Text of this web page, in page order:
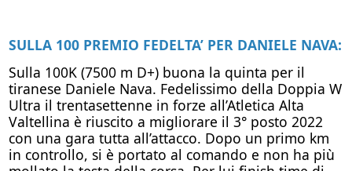
SULLA 100 PREMIO FEDELTA’ PER DANIELE NAVA:
Sulla 100K (7500 m D+) buona la quinta per il
tiranese Daniele Nava. Fedelissimo della Doppia W
Ultra il trentasettenne in forze all’Atletica Alta
Valtellina è riuscito a migliorare il 3° posto 2022
con una gara tutta all’attacco. Dopo un primo km
in controllo, si è portato al comando e non ha più